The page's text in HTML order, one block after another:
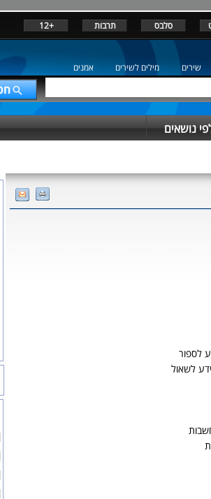
סלבס תרבות +12
שירים מילים לשירים אמנים
נושאים
לספור
לשאול